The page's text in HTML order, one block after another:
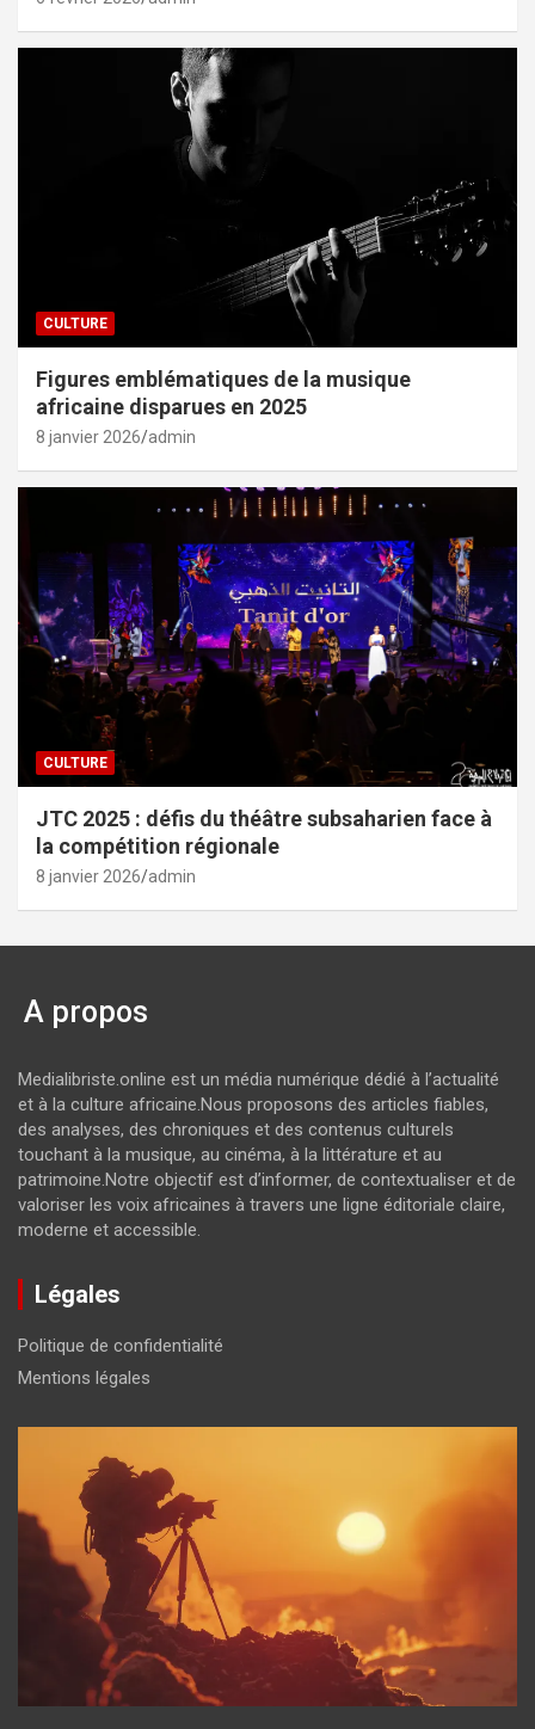
CULTURE
Figures emblématiques de la musique
africaine disparues en 2025
8 janvier 2026 admin
CULTURE
JTC 2025 : défis du théâtre subsaharien face à
la compétition régionale
8 janvier 2026 admin
A propos
Medialibriste.online est un média numérique dédié à l’actualité
et à la culture africaine.Nous proposons des articles fiables,
des analyses, des chroniques et des contenus culturels
touchant à la musique, au cinéma, à la littérature et au
patrimoine.Notre objectif est d’informer, de contextualiser et de
valoriser les voix africaines à travers une ligne éditoriale claire,
moderne et accessible.
Légales
Politique de confidentialité
Mentions légales